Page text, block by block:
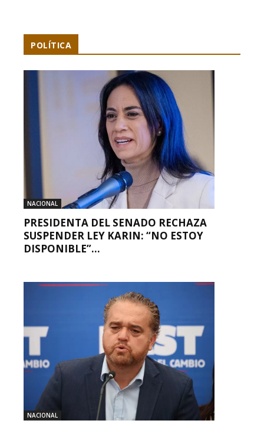
POLÍTICA
NACIONAL
PRESIDENTA DEL SENADO RECHAZA
SUSPENDER LEY KARIN: “NO ESTOY
DISPONIBLE”...
NACIONAL